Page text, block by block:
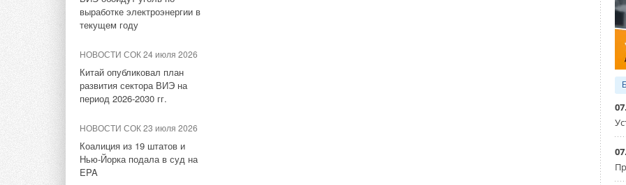
выработке электроэнергии в
текущем году
НОВОСТИ СОК 24 июля 2026
Китай опубликовал план
развития сектора ВИЭ на
период 2026-2030 гг.
НОВОСТИ СОК 23 июля 2026
Коалиция из 19 штатов и
Нью-Йорка подала в суд на
EPA
НОВОСТИ СОК 16 апреля
2021
спецпрограмму для
НОВОСТИ СОК 15 октября
2020
Доказана
энергоэффективность
инверторной системы
НОВОСТИ СОК 25 февраля
VKR-E дополнена новым
типоразмером 11,2
НОВОСТИ СОК 31 июля 2026
«Русклимат» укрепляет
партнёрство за Уралом
Carrier модернизирует
флагманский чиллер
AquaEdge 19XR